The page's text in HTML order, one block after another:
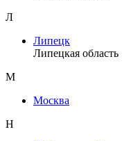
Л
Липецк
Липецкая область
М
Москва
Н